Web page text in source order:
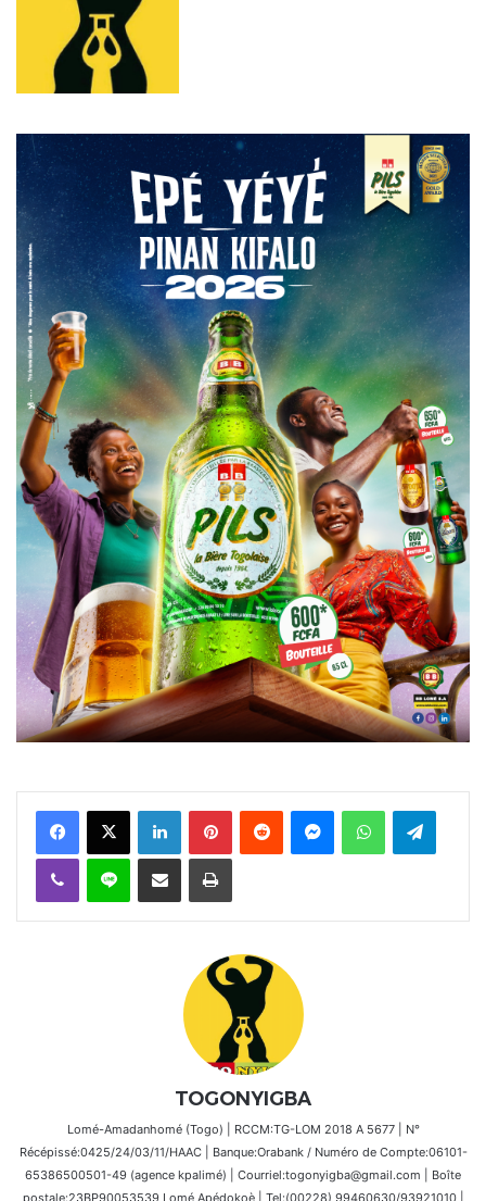
FacebookX Linkedin PinterestReddit MessengerWhatsAppTelegram
Viber Ligne Partager par email Imprimer
TOGONYIGBA
Lomé-Amadanhomé (Togo) | RCCM:TG-LOM 2018 A 5677 | N°
Récépissé:0425/24/03/11/HAAC | Banque:Orabank / Numéro de Compte:06101-
65386500501-49 (agence kpalimé) | Courriel:togonyigba@gmail.com | Boîte